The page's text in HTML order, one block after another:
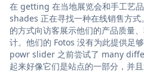
在 getting 在当地展览会和手工艺
shades 正在寻找一种在线销售方
的方式向访客展示他们的产品质量
计。他们的 Fotos 没有为此提供足
powr slider 之前尝试了 many
起来好像它们是站点的一部分，并且